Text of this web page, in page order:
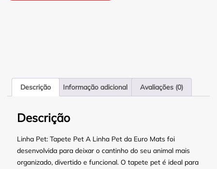
Descrição Informação adicional Avaliações (0)
Descrição
Linha Pet: Tapete Pet A Linha Pet da Euro Mats foi
desenvolvida para deixar o cantinho do seu animal mais
organizado, divertido e funcional. O tapete pet é ideal para